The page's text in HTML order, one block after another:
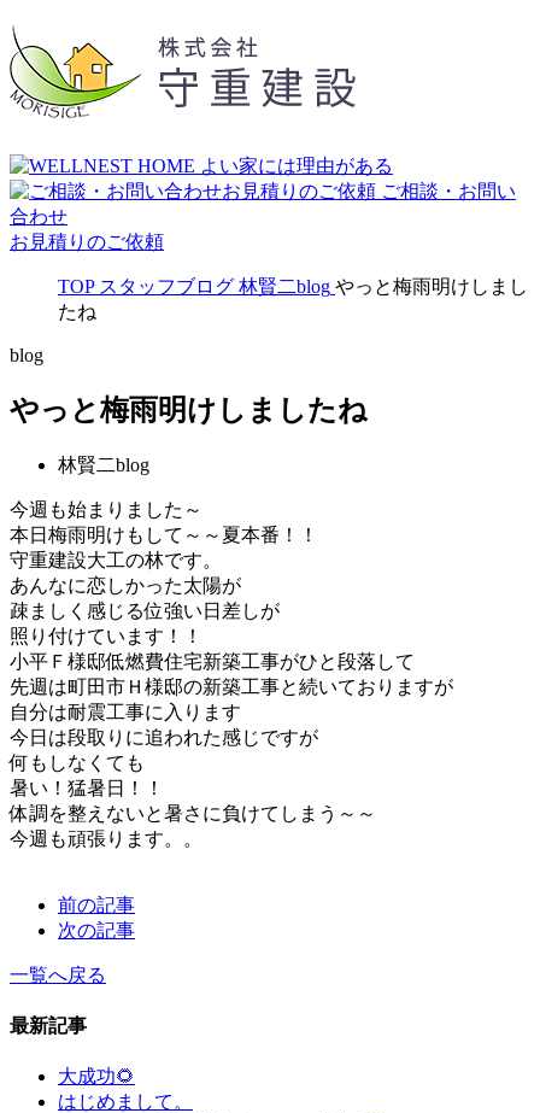
ご相談・お問い
合わせ
お見積りのご依頼
TOP スタッフブログ 林賢二blog やっと梅雨明けしまし
たね
blog
やっと梅雨明けしましたね
林賢二blog
今週も始まりました～
本日梅雨明けもして～～夏本番！！
守重建設大工の林です。
あんなに恋しかった太陽が
疎ましく感じる位強い日差しが
照り付けています！！
小平Ｆ様邸低燃費住宅新築工事がひと段落して
先週は町田市Ｈ様邸の新築工事と続いておりますが
自分は耐震工事に入ります
今日は段取りに追われた感じですが
何もしなくても
暑い！猛暑日！！
体調を整えないと暑さに負けてしまう～～
今週も頑張ります。。
前の記事
次の記事
一覧へ戻る
最新記事
大成功🌻
はじめまして。